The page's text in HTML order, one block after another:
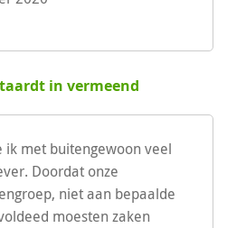
in vermeend
ik met buitengewoon veel
Doordat onze
niet aan bepaalde
moesten zaken